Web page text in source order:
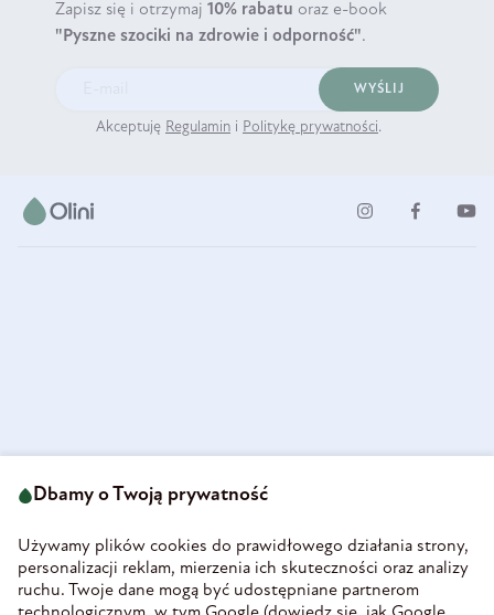
Zapisz się i otrzymaj 10% rabatu oraz e-book
"Pyszne szociki na zdrowie i odporność".
WYŚLIJ
Akceptuję Regulamin i Politykę prywatności.
58-160 Świebodzice
REGON 890213034
INFORMACJE
Dbamy o Twoją prywatność
Używamy plików cookies do prawidłowego działania strony,
personalizacji reklam, mierzenia ich skuteczności oraz analizy
ruchu. Twoje dane mogą być udostępniane partnerom